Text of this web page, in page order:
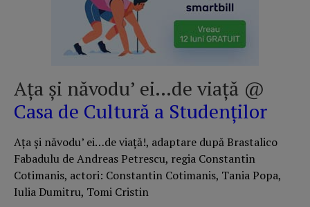
Ața și năvodu’ ei…de viață @
Casa de Cultură a Studenților
Ața și năvodu’ ei…de viață!, adaptare după Brastalico
Fabadulu de Andreas Petrescu, regia Constantin
Cotimanis, actori: Constantin Cotimanis, Tania Popa,
Iulia Dumitru, Tomi Cristin